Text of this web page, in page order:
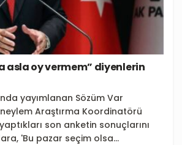
asla oy vermem” diyenlerin
yayımlanan Sözüm Var
Araştırma Koordinatörü
son anketin sonuçlarını
'Bu pazar seçim olsa...